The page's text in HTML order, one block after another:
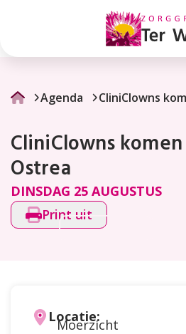
CliniClowns
bezoek
Ostrea
Agenda CliniClowns
CliniClowns
Ostrea
DINSDAG 25 AUGUSTUS
Print uit
Locatie:
Moerzicht